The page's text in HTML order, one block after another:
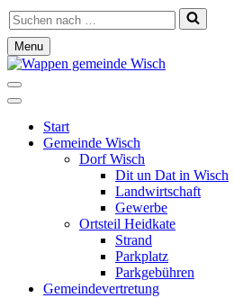
Suchen
nach …
Menu
Navigationsmenü
Navigationsmenü
Start
Gemeinde Wisch
Dorf Wisch
Dit un Dat in Wisch
Landwirtschaft
Gewerbe
Ortsteil Heidkate
Strand
Parkplatz
Parkgebühren
Gemeindevertretung